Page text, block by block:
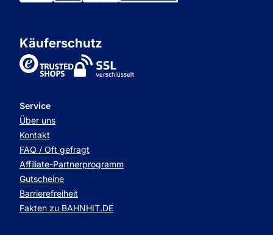
Käuferschutz
TrustedShops
Service
Über uns
Kontakt
FAQ / Oft gefragt
Affiliate-Partnerprogramm
Gutscheine
Barrierefreiheit
Fakten zu BAHNHIT.DE